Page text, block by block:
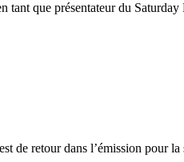
tant que présentateur du
de retour dans l’émission pour